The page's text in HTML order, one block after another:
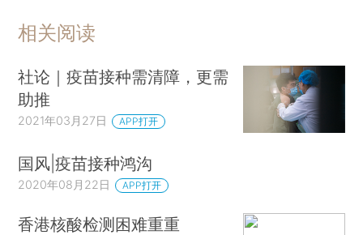
相关阅读
社论｜疫苗接种需清障，更需
助推
2021年03月27日 APP打开
国风|疫苗接种鸿沟
2020年08月22日 APP打开
香港核酸检测困难重重